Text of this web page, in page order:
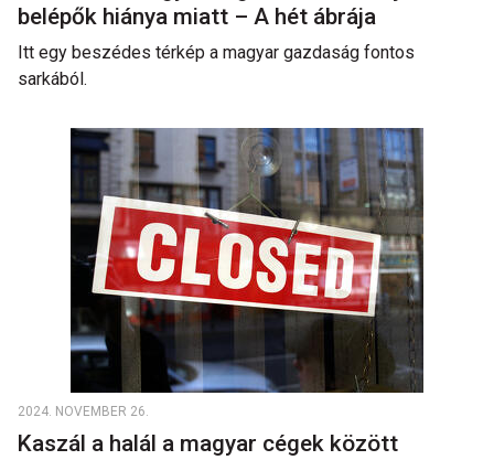
belépők hiánya miatt – A hét ábrája
Itt egy beszédes térkép a magyar gazdaság fontos
sarkából.
2024. NOVEMBER 26.
Kaszál a halál a magyar cégek között